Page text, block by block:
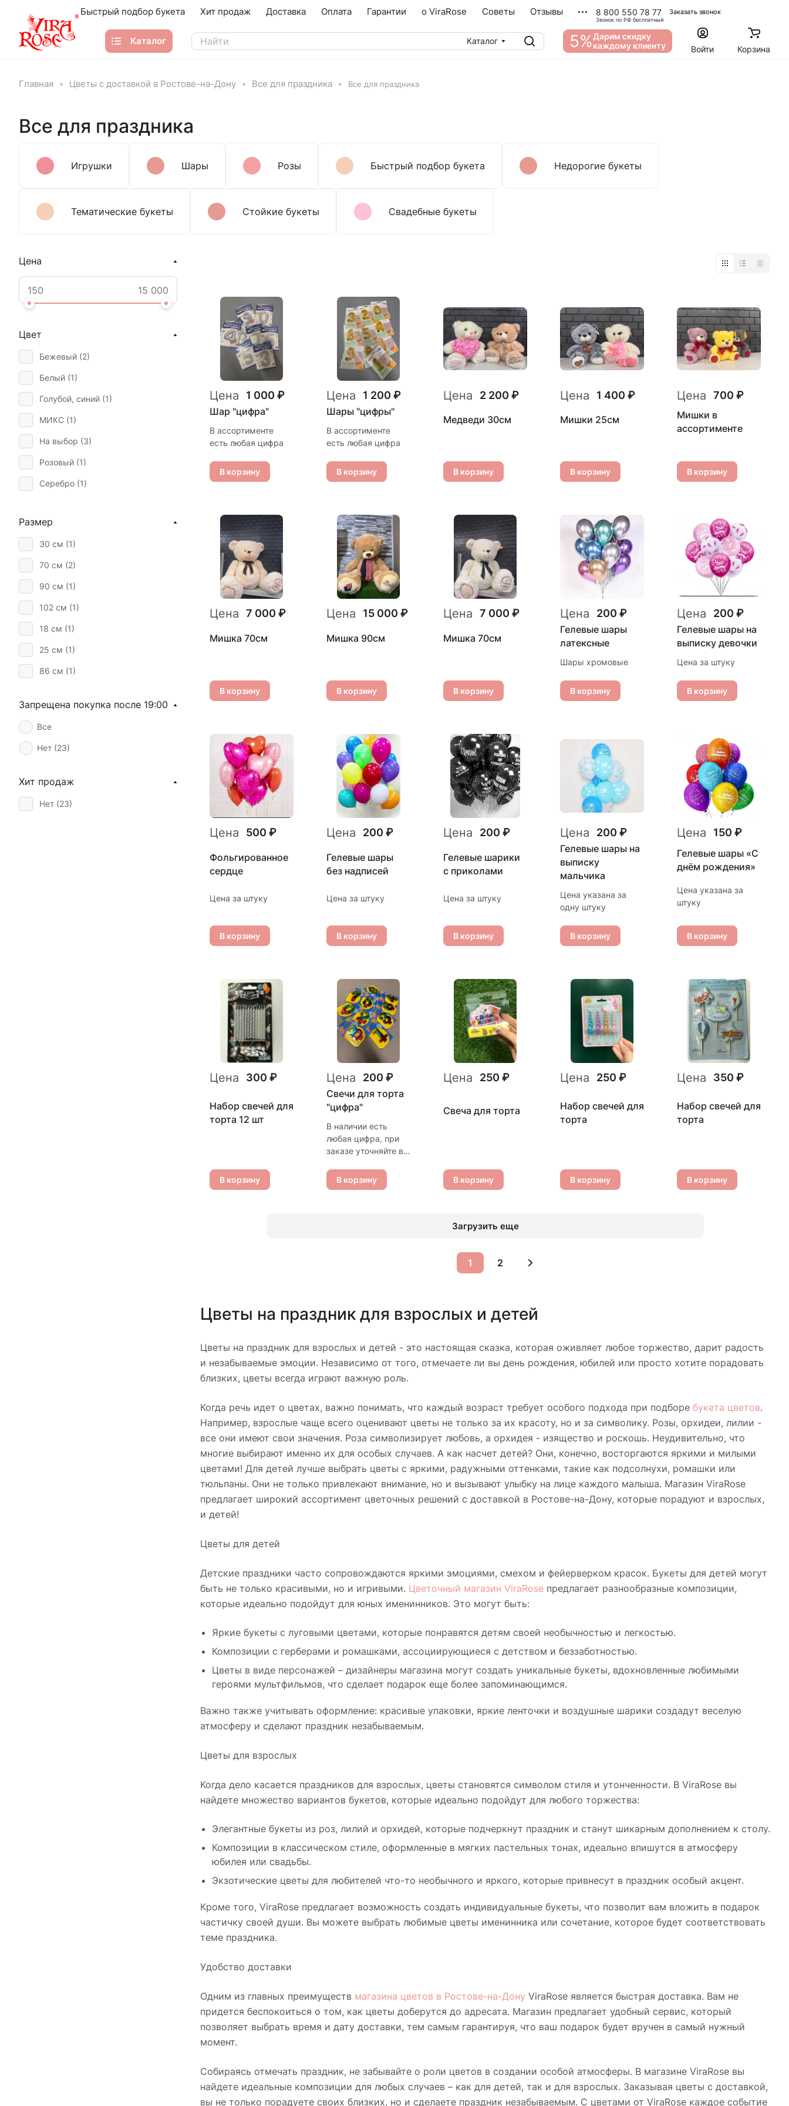
Быстрый подбор букета Хит продаж Доставка Оплата Гарантии о ViraRose Советы Отзывы 8 800 550 78 77
Звонок по РФ бесплатный
Заказать звонок
Каталог Каталог 5%Дарим скидку
каждому клиенту
Войти Корзина
Главная Цветы с доставкой в Ростове-на-Дону Все для праздника Все для праздника
Все для праздника
Игрушки Шары Розы Быстрый подбор букета Недорогие букеты
Тематические букеты Стойкие букеты Свадебные букеты
Цена 1 000 ₽
Шар "цифра"
В ассортименте
есть любая цифра
В корзину
Цена 1 200 ₽
Шары "цифры"
В ассортименте
есть любая цифра
В корзину
Цена 2 200 ₽
Медведи 30см
В корзину
Цена 1 400 ₽
Мишки 25см
В корзину
Цена 700 ₽
Мишки в
ассортименте
В корзину
Цена 7 000 ₽
Мишка 70см
В корзину
Цена 15 000 ₽
Мишка 90см
В корзину
Цена 7 000 ₽
Мишка 70см
В корзину
Цена 200 ₽
Гелевые шары
латексные
Шары хромовые
В корзину
Цена 200 ₽
Гелевые шары на
выписку девочки
Цена за штуку
В корзину
Цена 500 ₽
Фольгированное
сердце
Цена за штуку
В корзину
Цена 200 ₽
Гелевые шары
без надписей
Цена за штуку
В корзину
Цена 200 ₽
Гелевые шарики
с приколами
Цена за штуку
В корзину
Цена 200 ₽
Гелевые шары на
выписку
мальчика
Цена указана за
одну штуку
В корзину
Цена 150 ₽
Гелевые шары «С
днём рождения»
Цена указана за
штуку
В корзину
Цена 300 ₽
Набор свечей для
торта 12 шт
В корзину
Цена 200 ₽
Свечи для торта
"цифра"
В наличии есть
любая цифра, при
заказе уточняйте в
именно Вам нужна
В корзину
Цена 250 ₽
Свеча для торта
В корзину
Цена 250 ₽
Набор свечей для
торта
В корзину
Цена 350 ₽
Набор свечей для
торта
В корзину
Загрузить еще
1 2
Цветы на праздник для взрослых и детей
Цветы на праздник для взрослых и детей - это настоящая сказка, которая оживляет любое торжество, дарит радость
и незабываемые эмоции. Независимо от того, отмечаете ли вы день рождения, юбилей или просто хотите порадовать
близких, цветы всегда играют важную роль.
Когда речь идет о цветах, важно понимать, что каждый возраст требует особого подхода при подборе букета цветов.
Например, взрослые чаще всего оценивают цветы не только за их красоту, но и за символику. Розы, орхидеи, лилии -
все они имеют свои значения. Роза символизирует любовь, а орхидея - изящество и роскошь. Неудивительно, что
многие выбирают именно их для особых случаев. А как насчет детей? Они, конечно, восторгаются яркими и милыми
цветами! Для детей лучше выбрать цветы с яркими, радужными оттенками, такие как подсолнухи, ромашки или
тюльпаны. Они не только привлекают внимание, но и вызывают улыбку на лице каждого малыша. Магазин ViraRose
предлагает широкий ассортимент цветочных решений с доставкой в Ростове-на-Дону, которые порадуют и взрослых,
и детей!
Цветы для детей
Детские праздники часто сопровождаются яркими эмоциями, смехом и фейерверком красок. Букеты для детей могут
быть не только красивыми, но и игривыми. Цветочный магазин ViraRose предлагает разнообразные композиции,
которые идеально подойдут для юных именинников. Это могут быть:
Яркие букеты с луговыми цветами, которые понравятся детям своей необычностью и легкостью.
Композиции с герберами и ромашками, ассоциирующиеся с детством и беззаботностью.
Цветы в виде персонажей – дизайнеры магазина могут создать уникальные букеты, вдохновленные любимыми
героями мультфильмов, что сделает подарок еще более запоминающимся.
Важно также учитывать оформление: красивые упаковки, яркие ленточки и воздушные шарики создадут веселую
атмосферу и сделают праздник незабываемым.
Цветы для взрослых
Когда дело касается праздников для взрослых, цветы становятся символом стиля и утонченности. В ViraRose вы
найдете множество вариантов букетов, которые идеально подойдут для любого торжества:
Элегантные букеты из роз, лилий и орхидей, которые подчеркнут праздник и станут шикарным дополнением к столу.
Композиции в классическом стиле, оформленные в мягких пастельных тонах, идеально впишутся в атмосферу
юбилея или свадьбы.
Экзотические цветы для любителей что-то необычного и яркого, которые привнесут в праздник особый акцент.
Кроме того, ViraRose предлагает возможность создать индивидуальные букеты, что позволит вам вложить в подарок
частичку своей души. Вы можете выбрать любимые цветы именинника или сочетание, которое будет соответствовать
теме праздника.
Удобство доставки
Одним из главных преимуществ магазина цветов в Ростове-на-Дону ViraRose является быстрая доставка. Вам не
придется беспокоиться о том, как цветы доберутся до адресата. Магазин предлагает удобный сервис, который
позволяет выбрать время и дату доставки, тем самым гарантируя, что ваш подарок будет вручен в самый нужный
момент.
Собираясь отмечать праздник, не забывайте о роли цветов в создании особой атмосферы. В магазине ViraRose вы
найдете идеальные композиции для любых случаев – как для детей, так и для взрослых. Заказывая цветы с доставкой,
вы не только порадуете своих близких, но и сделаете праздник незабываемым. С цветами от ViraRose каждое событие
Цена
Цвет
Бежевый (2)
Белый (1)
Голубой, синий (1)
МИКС (1)
На выбор (3)
Розовый (1)
Серебро (1)
Золото, радуга (
золото, серебро (
Размер
30 см (1)
70 см (2)
90 см (1)
102 см (1)
18 см (1)
25 см (1)
86 см (1)
Запрещена покупка после 19:00
Все
Нет (23)
Хит продаж
Нет (23)